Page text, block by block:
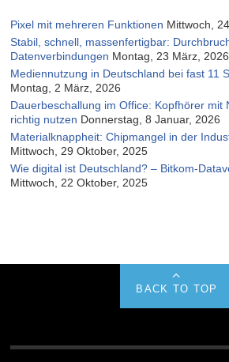
Pixel mit mehreren Funktionen Mittwoch,
Stabil, schnell, massenfertigbar:
Datenverbindungen Montag, 23 März, 2026
Mediennutzung in Deutschland bei fast 11
Montag, 2 März, 2026
Dauerbeschallung im Office: Kopfhörer mit
richtig nutzen Donnerstag, 8 Januar, 2026
Materialknappheit: Chipmangel in der
Mittwoch, 29 Oktober, 2025
Wie digital ist Deutschland? – Bitkom-
Mittwoch, 22 Oktober, 2025
BACK TO TOP